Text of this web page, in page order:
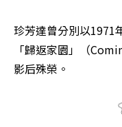
珍芳達曾分別以1971
「歸返家園」（
影后殊榮。